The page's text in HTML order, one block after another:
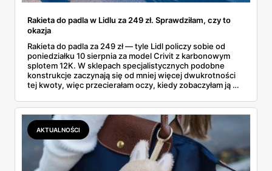
Rakieta do padla w Lidlu za 249 zł. Sprawdziłam, czy to
okazja
Rakieta do padla za 249 zł — tyle Lidl policzy sobie od
poniedziałku 10 sierpnia za model Crivit z karbonowym
splotem 12K. W sklepach specjalistycznych podobne
konstrukcje zaczynają się od mniej więcej dwukrotności
tej kwoty, więc przecierałam oczy, kiedy zobaczyłam ją w
najszybciej rosnący sport w Polsce: kortów przybywa
lawinowo, a chętnych jeszcze szybciej. Sprawdziłam, co
dokładnie dostajemy za te pieniądze i komu taka rakieta
faktycznie wystarczy.
AKTUALNOŚCI